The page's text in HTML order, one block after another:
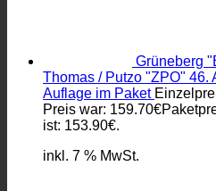
Grüneberg
Thomas / Putzo "ZPO" 46.
Auflage im Paket
Preis war: 159.70€
ist: 153.90€.
inkl. 7 % MwSt.